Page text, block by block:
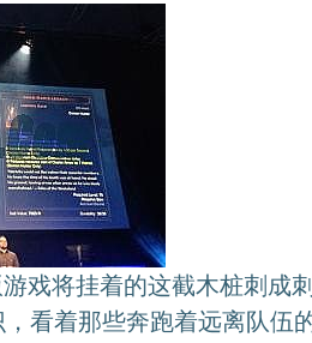
戏将挂着的这截木桩刺成
看着那些奔跑着远离队伍